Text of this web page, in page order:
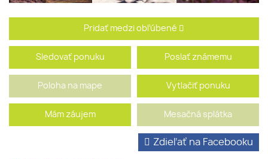
Pridať medzi obľúbené
Sledovať ponuku Poslať známemu
Poloha na mape Vytlačiť ponuku
Mám záujem Mesačná splátka
Zdieľať na Facebooku